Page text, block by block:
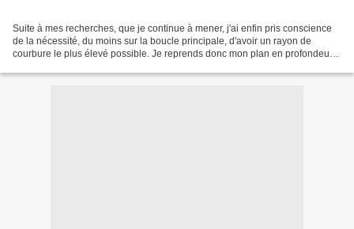
Suite à mes recherches, que je continue à mener, j'ai enfin pris conscience
de la nécessité, du moins sur la boucle principale, d'avoir un rayon de
courbure le plus élevé possible. Je reprends donc mon plan en profondeur